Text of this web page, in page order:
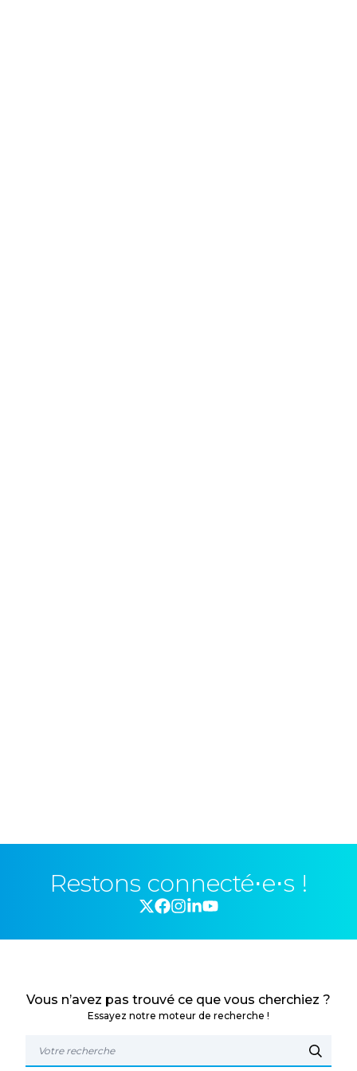
Restons connecté⋅e⋅s !
Vous n’avez pas trouvé ce que vous cherchiez ?
Essayez notre moteur de recherche !